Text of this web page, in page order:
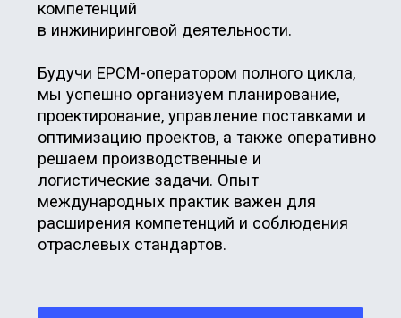
Расчет стоимости
Имеем практический опыт и
положительные рекомендации от
заказчиков.
О компании
Мы осуществляем полное инженерное
широкой номенклатуры для наших